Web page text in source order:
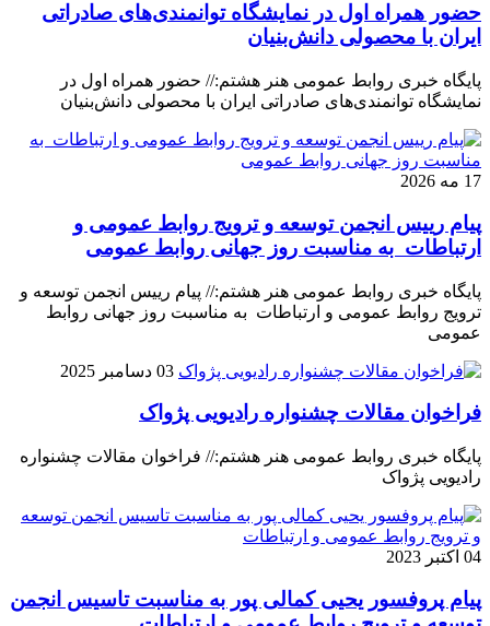
حضور همراه اول در نمایشگاه توانمندی‌های صادراتی
ایران با محصولی دانش‌بنیان
پایگاه خبری روابط عمومی هنر هشتم:// حضور همراه اول در
نمایشگاه توانمندی‌های صادراتی ایران با محصولی دانش‌بنیان
17 مه 2026
پیام رییس انجمن توسعه و ترویج روابط عمومی و
ارتباطات به مناسبت روز جهانی روابط عمومی
پایگاه خبری روابط عمومی هنر هشتم:// پیام رییس انجمن توسعه و
ترویج روابط عمومی و ارتباطات به مناسبت روز جهانی روابط
عمومی
03 دسامبر 2025
فراخوان مقالات چشنواره رادیویی پژواک
پایگاه خبری روابط عمومی هنر هشتم:// فراخوان مقالات چشنواره
رادیویی پژواک
04 اکتبر 2023
پیام پروفسور یحیی کمالی پور به مناسبت تاسیس انجمن